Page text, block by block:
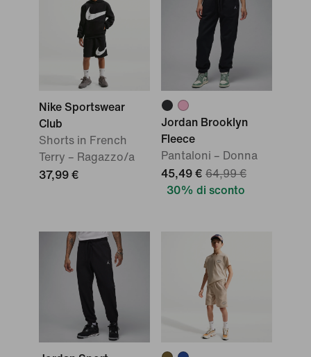
Nike Sportswear
Club
Shorts in French
Terry – Ragazzo/a
37,99 €
Jordan Brooklyn
Fleece
Pantaloni – Donna
45,49 € 64,99 €
30% di sconto